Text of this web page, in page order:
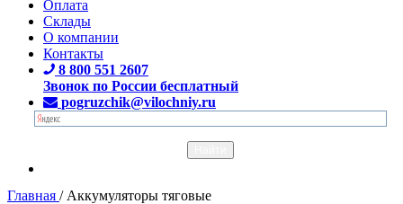
Оплата
Склады
О компании
Контакты
8 800 551 2607
Звонок по России бесплатный
pogruzchik@vilochniy.ru
Главная / Аккумуляторы тяговые